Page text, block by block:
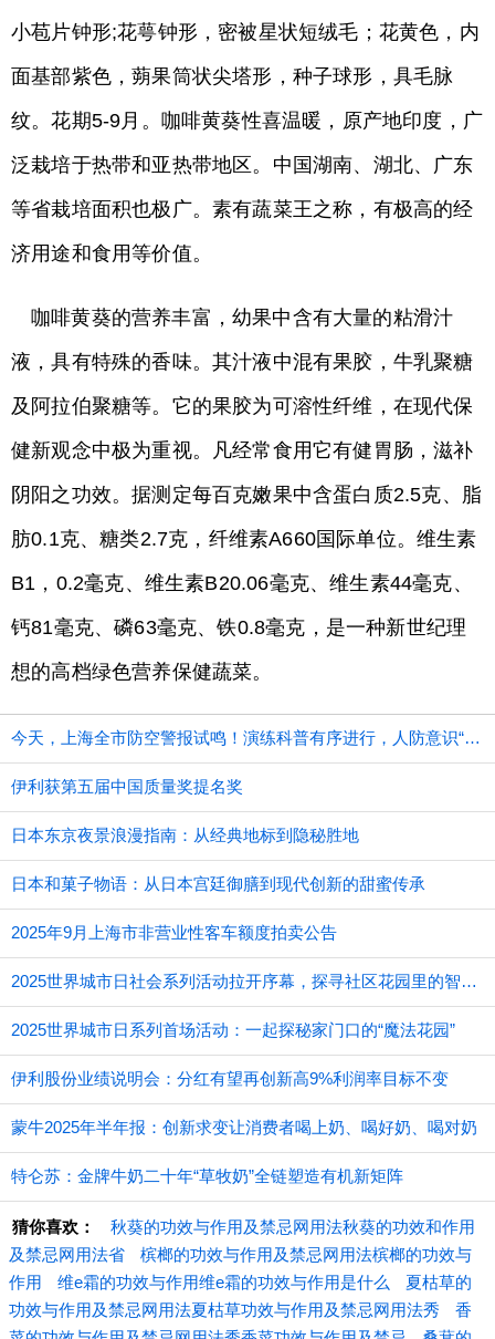
小苞片钟形;花萼钟形，密被星状短绒毛；花黄色，内
面基部紫色，蒴果筒状尖塔形，种子球形，具毛脉
纹。花期5-9月。咖啡黄葵性喜温暖，原产地印度，广
泛栽培于热带和亚热带地区。中国湖南、湖北、广东
等省栽培面积也极广。素有蔬菜王之称，有极高的经
济用途和食用等价值。
咖啡黄葵的营养丰富，幼果中含有大量的粘滑汁
液，具有特殊的香味。其汁液中混有果胶，牛乳聚糖
及阿拉伯聚糖等。它的果胶为可溶性纤维，在现代保
健新观念中极为重视。凡经常食用它有健胃肠，滋补
阴阳之功效。据测定每百克嫩果中含蛋白质2.5克、脂
肪0.1克、糖类2.7克，纤维素A660国际单位。维生素
B1，0.2毫克、维生素B20.06毫克、维生素44毫克、
钙81毫克、磷63毫克、铁0.8毫克，是一种新世纪理
想的高档绿色营养保健蔬菜。
今天，上海全市防空警报试鸣！演练科普有序进行，人防意识“声入人心”
伊利获第五届中国质量奖提名奖
日本东京夜景浪漫指南：从经典地标到隐秘胜地
日本和菓子物语：从日本宫廷御膳到现代创新的甜蜜传承
2025年9月上海市非营业性客车额度拍卖公告
2025世界城市日社会系列活动拉开序幕，探寻社区花园里的智慧应用
2025世界城市日系列首场活动：一起探秘家门口的“魔法花园”
伊利股份业绩说明会：分红有望再创新高9%利润率目标不变
蒙牛2025年半年报：创新求变让消费者喝上奶、喝好奶、喝对奶
特仑苏：金牌牛奶二十年“草牧奶”全链塑造有机新矩阵
猜你喜欢：
秋葵的功效与作用及禁忌网用法秋葵的功效和作用
及禁忌网用法省
槟榔的功效与作用及禁忌网用法槟榔的功效与
作用
维e霜的功效与作用维e霜的功效与作用是什么
夏枯草的
功效与作用及禁忌网用法夏枯草功效与作用及禁忌网用法秀
香